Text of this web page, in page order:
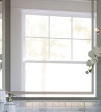
10A
Nacka Strand